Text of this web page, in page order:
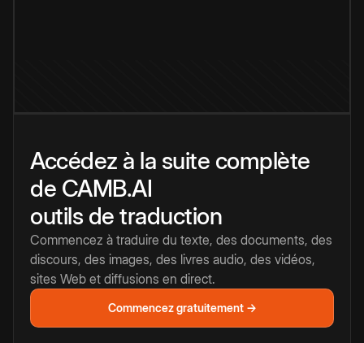
Accédez à la suite complète
de CAMB.AI
outils de traduction
Commencez à traduire du texte, des documents, des
discours, des images, des livres audio, des vidéos,
sites Web et diffusions en direct.
Commencez gratuitement →